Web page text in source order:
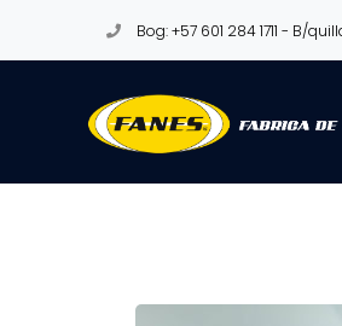
Bog: +57 601 284 1711 - B/